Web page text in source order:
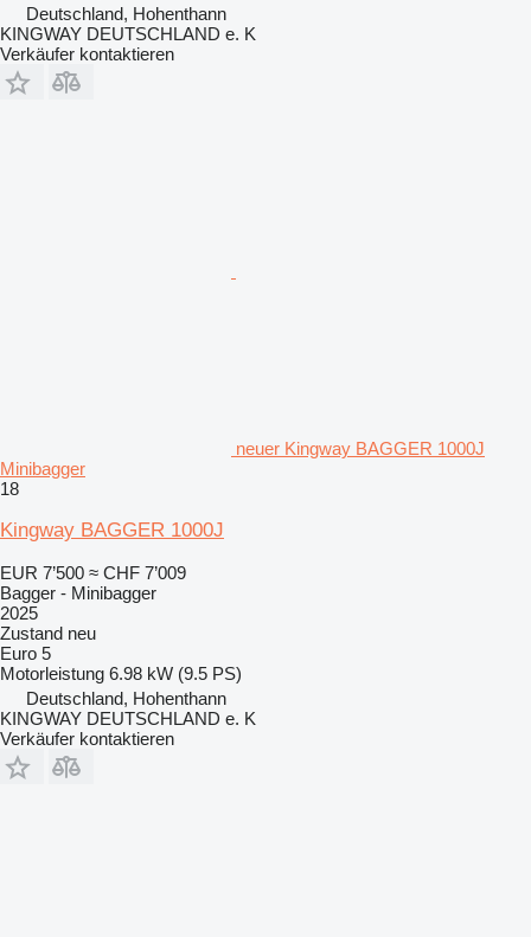
Deutschland, Hohenthann
KINGWAY DEUTSCHLAND e. K
Verkäufer kontaktieren
neuer Kingway BAGGER 1000J
Minibagger
18
Kingway BAGGER 1000J
EUR 7’500 ≈ CHF 7’009
Bagger - Minibagger
2025
Zustand neu
Euro 5
Motorleistung 6.98 kW (9.5 PS)
Deutschland, Hohenthann
KINGWAY DEUTSCHLAND e. K
Verkäufer kontaktieren